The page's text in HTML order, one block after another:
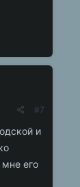
#7
и
его